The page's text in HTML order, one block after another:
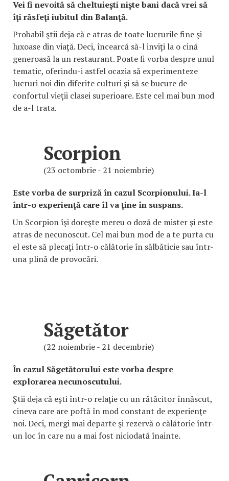
Vei fi nevoită să cheltuieşti nişte bani dacă vrei să
îţi răsfeţi iubitul din Balanţă.
Probabil ştii deja că e atras de toate lucrurile fine şi
luxoase din viaţă. Deci, încearcă să-l inviţi la o cină
generoasă la un restaurant. Poate fi vorba despre unul
tematic, oferindu-i astfel ocazia să experimenteze
lucruri noi din diferite culturi şi să se bucure de
confortul vieţii clasei superioare. Este cel mai bun mod
de a-l trata.
Scorpion
(23 octombrie - 21 noiembrie)
Este vorba de surpriză în cazul Scorpionului. Ia-l
într-o experienţă care îl va ţine în suspans.
Un Scorpion îşi doreşte mereu o doză de mister şi este
atras de necunoscut. Cel mai bun mod de a te purta cu
el este să plecaţi într-o călătorie în sălbăticie sau într-
una plină de provocări.
Săgetător
(22 noiembrie - 21 decembrie)
În cazul Săgetătorului este vorba despre
explorarea necunoscutului.
Ştii deja că eşti într-o relaţie cu un rătăcitor înnăscut,
cineva care are poftă în mod constant de experienţe
noi. Deci, mergi mai departe şi rezervă o călătorie într-
un loc în care nu a mai fost niciodată înainte.